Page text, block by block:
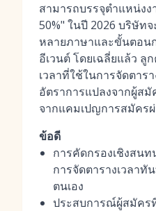
สามารถบรรจุตำแหน่ง
50%" ในปี 2026 บริษัท
หลายภาษาและขั้นตอน
อีเวนต์ โดยเฉลี่ยแล้ว ลู
เวลาที่ใช้ในการจัดตาร
อัตราการแปลงจากผู้ส
จากแคมเปญการสมัคร
ข้อดี
การคัดกรองเชิงสน
การจัดตารางเวลา
ตนเอง
ประสบการณ์ผู้สมัคร